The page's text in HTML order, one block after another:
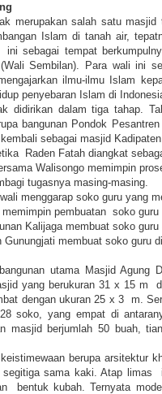
merupakan salah satu
Islam di tanah air,
ini sebagai tempat
Sembilan). Para wali ini
ilmu-ilmu Islam
penyebaran Islam di
didirikan dalam tiga tahap.
bangunan Pondok
sebagai masjid
Raden Fatah diangkat
Walisongo memimpin
tugasnya masing-masing.
menggarap soko guru yang
pembuatan soko
Kalijaga membuat soko
Gunungjati membuat soko guru
utama Masjid
yang berukuran 31 x 15 m
dengan ukuran 25 x 3 m.
soko, yang empat di
masjid berjumlah 50 buah,
berupa arsitektur
segitiga sama kaki. Atap limas
bentuk kubah. Ternyata